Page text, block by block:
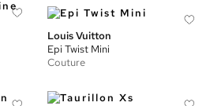
Louis Vuitton
Epi Twist Mini
Couture